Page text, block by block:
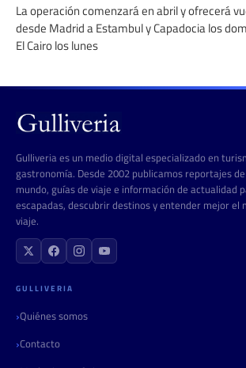
La operación comenzará en abril y ofrecerá
desde Madrid a Estambul y Capadocia los
El Cairo los lunes
Gulliveria es un medio digital especializado en
gastronomía. Desde 2002 publicamos reportajes
mundo, guías de viaje e información de actualidad
escapadas, descubrir destinos y entender mejor el
viaje.
GULLIVERIA
Quiénes somos
Contacto